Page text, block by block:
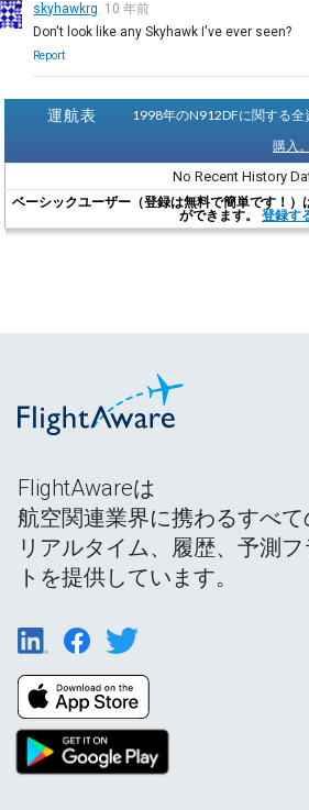
skyhawkrg 10 年前
Don't look like any Skyhawk I've ever seen?
Report
運航表 1998年のN912DFに関する
購入
No Recent History
ベーシックユーザー（登録は無料で簡単です！
ができます。 登録す
FlightAwareは
航空関連業界に携わるすべ
リアルタイム、履歴、予測
トを提供しています。